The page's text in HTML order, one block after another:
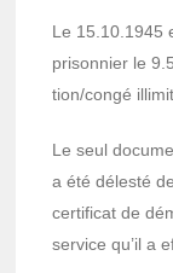
Le 15.10.1945
prison­nier le
tion/congé
Le seul
a été délesté
certi­fi­cat de
service qu’il a